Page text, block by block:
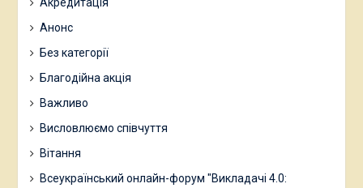
Анонс
Без категорії
Благодійна акція
Важливо
Висловлюємо співчуття
Вітання
Всеукраїнський онлайн-форум "Викладачі 4.0: